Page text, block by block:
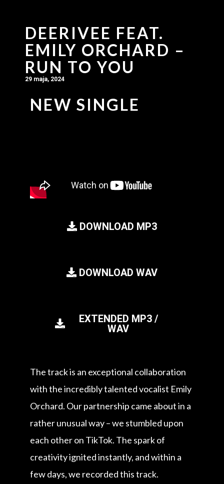
DEERIVEE FEAT.
EMILY ORCHARD –
RUN TO YOU
29 maja, 2024
NEW SINGLE
DOWNLOAD MP3
DOWNLOAD WAV
EXTENDED MP3 /
WAV
The track is an exceptional collaboration
with the incredibly talented vocalist Emily
Orchard. Our partnership came about in a
rather unusual way – we stumbled upon
each other on TikTok. The spark of
creativity ignited instantly, and within a
few days, we recorded this track.